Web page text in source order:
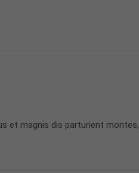
et magnis dis parturient montes,